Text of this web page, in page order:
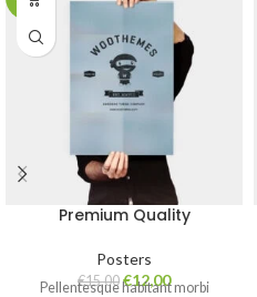
Premium Quality
Posters
€15,00 €12,00
Pellentesque habitant morbi